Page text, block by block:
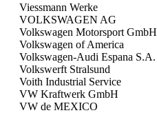
Viessmann Werke
VOLKSWAGEN AG
Volkswagen Motorsport GmbH
Volkswagen of America
Volkswagen-Audi Espana S.A.
Volkswerft Stralsund
Voith Industrial Service
VW Kraftwerk GmbH
VW de MEXICO